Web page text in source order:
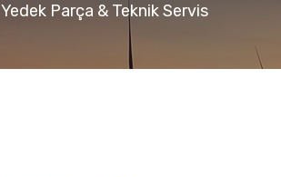
Yedek Parça & Teknik Servis